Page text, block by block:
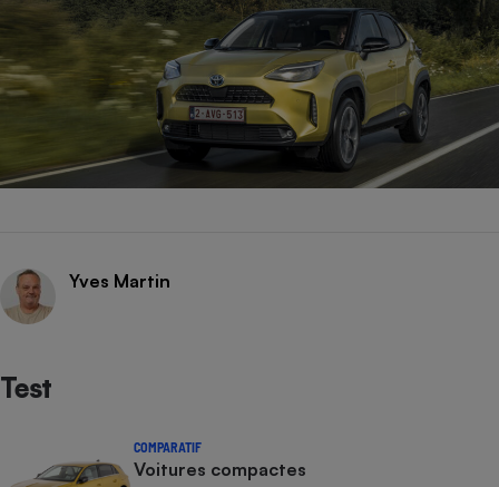
Yves Martin
Test
COMPARATIF
Voitures compactes